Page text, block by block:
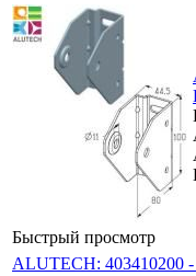
Быстрый просмотр
ALUTECH: 403410200